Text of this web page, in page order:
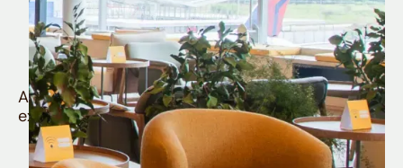
Quem é Nomad tem
muito mais
Aproveite todos os benefícios e vantagens
exclusivas da sua Conta Internacional